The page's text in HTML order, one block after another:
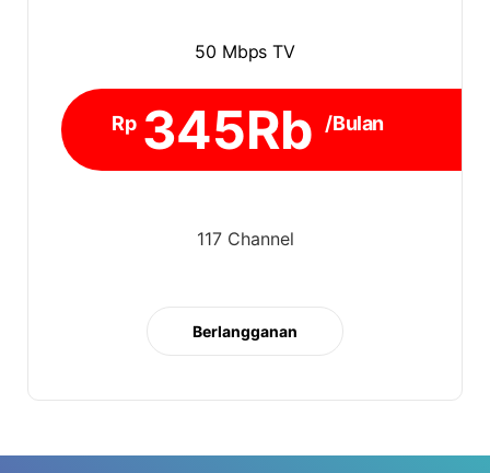
50 Mbps TV
Rp 345Rb /Bulan
117 Channel
Berlangganan